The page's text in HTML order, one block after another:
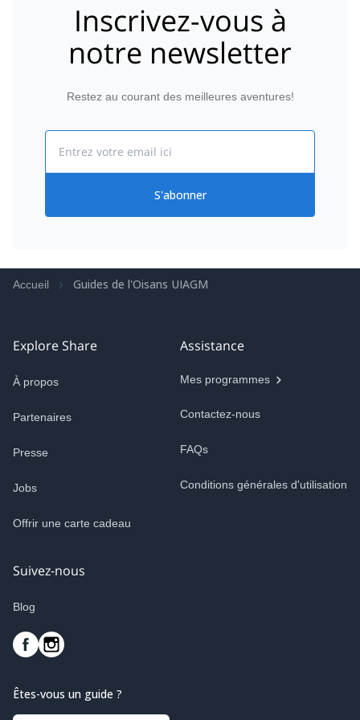
regarding physical preparation and stretching for
example. Thanks Quentin! And see you next year on
top of the Mont-Blanc!
Inscrivez-vous à
notre newsletter
Restez au courant des meilleures aventures!
S'abonner
Accueil Guides de l'Oisans UIAGM
Explore Share
À propos
Partenaires
Presse
Jobs
Offrir une carte cadeau
Assistance
Mes programmes
Contactez-nous
FAQs
Conditions générales d'utilisation
Suivez-nous
Blog
Êtes-vous un guide ?